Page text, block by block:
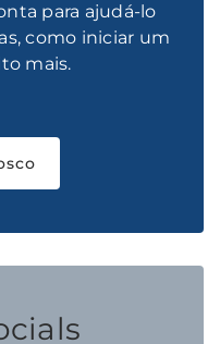
para ajudá-lo
como iniciar um
mais.